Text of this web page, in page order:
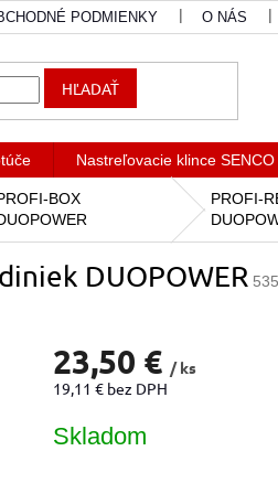
PODMIENKY O NÁS
HĽADAŤ
Nastreľovacie klince
BOX
PROFI-
DUOPOWER
23,50 € / ks
19,11 € bez DPH
cena:
Skladom